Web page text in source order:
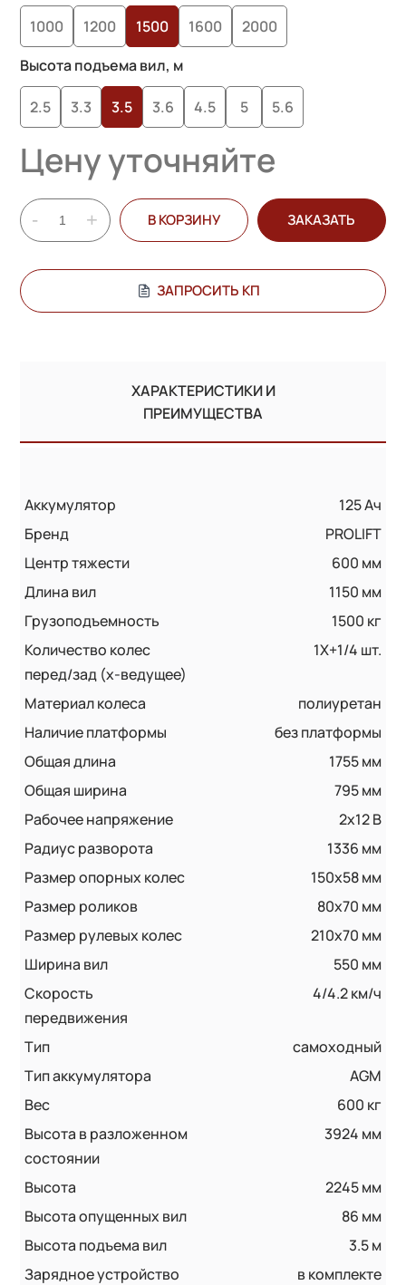
1000 1200 1500 1600
2000
Высота подъема вил, м
2.5 3.3 3.5 3.6 4.5 5 5.6
Цену уточняйте
- + В КОРЗИНУ ЗАКАЗАТЬ
ЗАПРОСИТЬ КП
ХАРАКТЕРИСТИКИ И
ПРЕИМУЩЕСТВА
Аккумулятор
125 Ач
Бренд
PROLIFT
Центр тяжести
600 мм
Длина вил
1150 мм
Грузоподъемность
1500 кг
Количество колес
перед/зад (x-ведущее)
1X+1/4 шт.
Материал колеса
полиуретан
Наличие платформы
без платформы
Общая длина
1755 мм
Общая ширина
795 мм
Рабочее напряжение
2x12 В
Радиус разворота
1336 мм
Размер опорных колес
150x58 мм
Размер роликов
80х70 мм
Размер рулевых колес
210x70 мм
Ширина вил
550 мм
Скорость
передвижения
4/4.2 км/ч
Тип
самоходный
Тип аккумулятора
AGM
Вес
600 кг
Высота в разложенном
состоянии
3924 мм
Высота
2245 мм
Высота опущенных вил
86 мм
Высота подъема вил
3.5 м
Зарядное устройство
в комплекте